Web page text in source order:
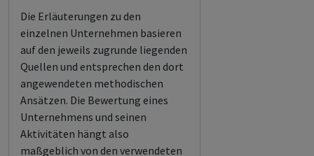
Die Erläuterungen zu den
einzelnen Unternehmen basieren
auf den jeweils zugrunde liegenden
Quellen und entsprechen den dort
angewendeten methodischen
Ansätzen. Die Bewertung eines
Unternehmens und seinen
Aktivitäten hängt also
maßgeblich von den verwendeten